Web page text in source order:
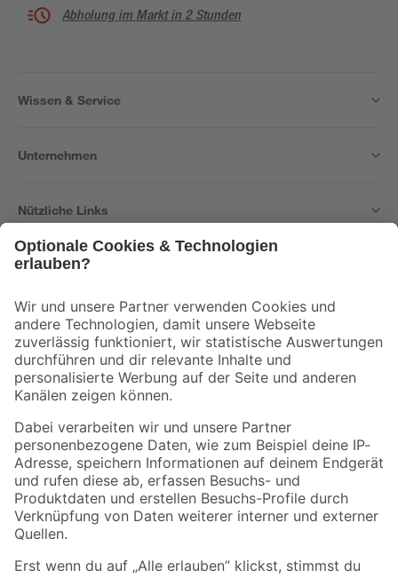
Abholung im Markt in 2 Stunden
Wissen & Service
Unternehmen
Nützliche Links
Der toom Newsletter: Keine Angebote und Aktionen mehr verpassen!
Zur Newsletter Anmeldung
Folge uns
Zahlungsarten Versandarten
Sicher einkaufen